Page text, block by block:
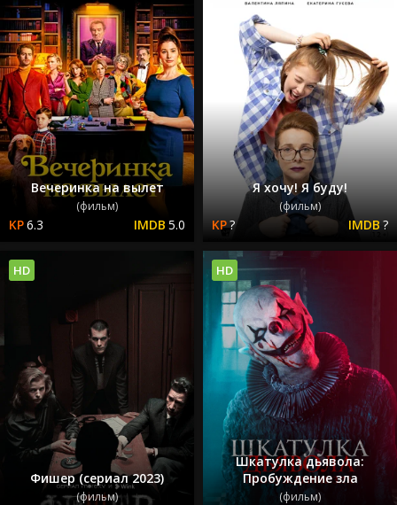
Вечеринка на вылет
(фильм)
6.3 5.0
Я хочу! Я буду!
(фильм)
? ?
Фишер (сериал 2023)
(фильм)
HD
Шкатулка дьявола:
Пробуждение зла
(фильм)
HD